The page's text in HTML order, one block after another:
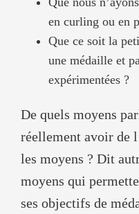
en curling ou en
Que ce soit la
une médaille et
expérimentées ?
De quels moyens
réellement avoir de
les moyens ? Dit
moyens qui
ses objectifs de